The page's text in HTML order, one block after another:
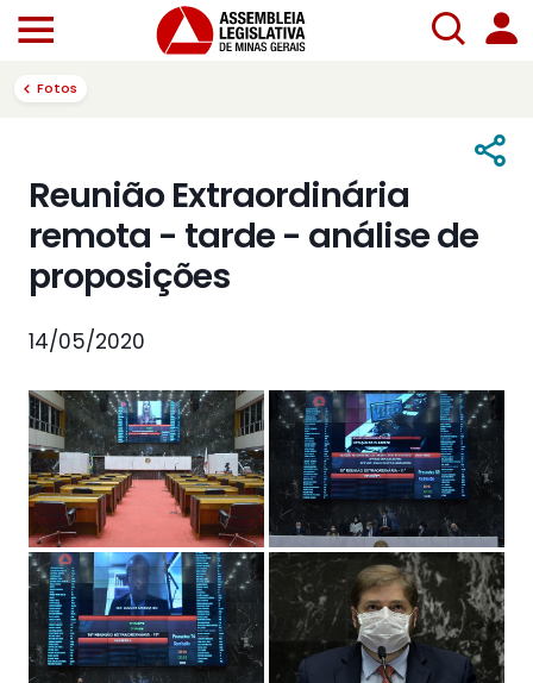
Fotos
Reunião Extraordinária
remota - tarde - análise de
proposições
14/05/2020